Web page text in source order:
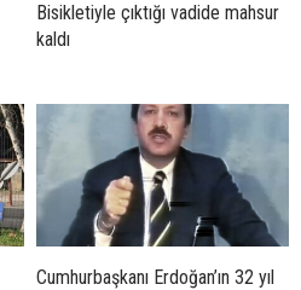
Bisikletiyle çıktığı vadide mahsur
kaldı
Cumhurbaşkanı Erdoğan’ın 32 yıl